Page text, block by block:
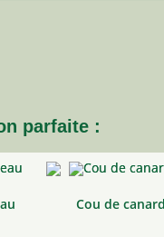
parfaite :
Cou de canard